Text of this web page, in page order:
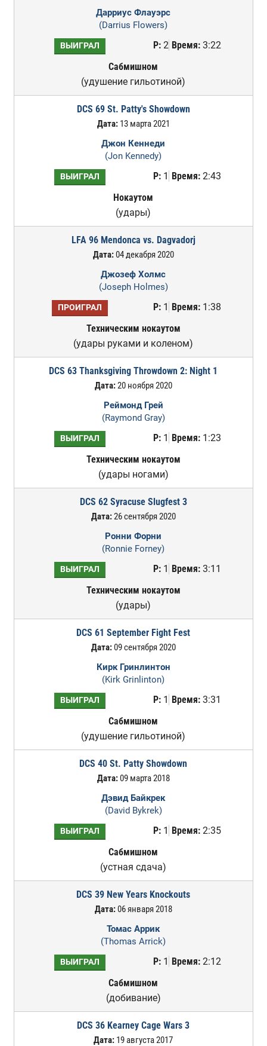
Дарриус Флауэрс
(Darrius Flowers)
ВЫИГРАЛ Р:2 Время:3:22
Сабмишном
(удушение гильотиной)
DCS 69 St. Patty's Showdown
Дата:13 марта 2021
Джон Кеннеди
(Jon Kennedy)
ВЫИГРАЛ Р:1 Время:2:43
Нокаутом
(удары)
LFA 96 Mendonca vs. Dagvadorj
Дата:04 декабря 2020
Джозеф Холмс
(Joseph Holmes)
ПРОИГРАЛ Р:1 Время:1:38
Техническим нокаутом
(удары руками и коленом)
DCS 63 Thanksgiving Throwdown 2: Night 1
Дата:20 ноября 2020
Реймонд Грей
(Raymond Gray)
ВЫИГРАЛ Р:1 Время:1:23
Техническим нокаутом
(удары ногами)
DCS 62 Syracuse Slugfest 3
Дата:26 сентября 2020
Ронни Форни
(Ronnie Forney)
ВЫИГРАЛ Р:1 Время:3:11
Техническим нокаутом
(удары)
DCS 61 September Fight Fest
Дата:09 сентября 2020
Кирк Гринлинтон
(Kirk Grinlinton)
ВЫИГРАЛ Р:1 Время:3:31
Сабмишном
(удушение гильотиной)
DCS 40 St. Patty Showdown
Дата:09 марта 2018
Дэвид Байкрек
(David Bykrek)
ВЫИГРАЛ Р:1 Время:2:35
Сабмишном
(устная сдача)
DCS 39 New Years Knockouts
Дата:06 января 2018
Томас Аррик
(Thomas Arrick)
ВЫИГРАЛ Р:1 Время:2:12
Сабмишном
(добивание)
DCS 36 Kearney Cage Wars 3
Дата: 19 августа 2017